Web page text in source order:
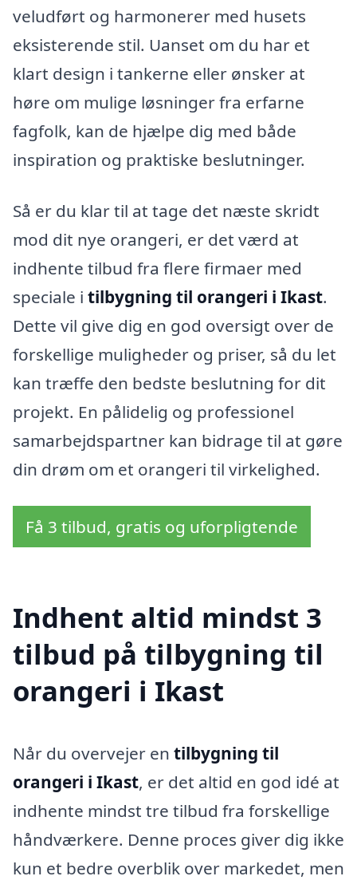
veludført og harmonerer med husets
eksisterende stil. Uanset om du har et
klart design i tankerne eller ønsker at
høre om mulige løsninger fra erfarne
fagfolk, kan de hjælpe dig med både
inspiration og praktiske beslutninger.
Så er du klar til at tage det næste skridt
mod dit nye orangeri, er det værd at
indhente tilbud fra flere firmaer med
speciale i tilbygning til orangeri i Ikast.
Dette vil give dig en god oversigt over de
forskellige muligheder og priser, så du let
kan træffe den bedste beslutning for dit
projekt. En pålidelig og professionel
samarbejdspartner kan bidrage til at gøre
din drøm om et orangeri til virkelighed.
Få 3 tilbud, gratis og uforpligtende
Indhent altid mindst 3
tilbud på tilbygning til
orangeri i Ikast
Når du overvejer en tilbygning til
orangeri i Ikast, er det altid en god idé at
indhente mindst tre tilbud fra forskellige
håndværkere. Denne proces giver dig ikke
kun et bedre overblik over markedet, men